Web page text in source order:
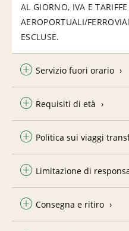
AL GIORNO, IVA E TARIFFE
AEROPORTUALI/
ESCLUSE.
Servizio fuori orario
Requisiti di età
Politica sui viaggi
Limitazione di
Consegna e ritiro